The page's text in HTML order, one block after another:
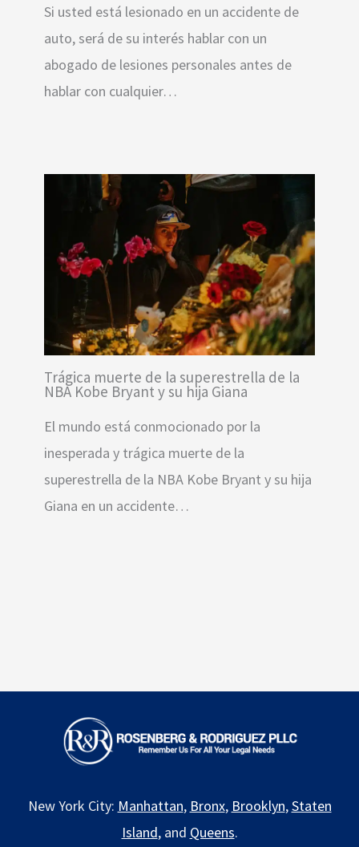
Si usted está lesionado en un accidente de
auto, será de su interés hablar con un
abogado de lesiones personales antes de
hablar con cualquier…
Trágica muerte de la superestrella de la
NBA Kobe Bryant y su hija Giana
El mundo está conmocionado por la
inesperada y trágica muerte de la
superestrella de la NBA Kobe Bryant y su hija
Giana en un accidente…
New York City: Manhattan, Bronx, Brooklyn,Staten
Island, and Queens.